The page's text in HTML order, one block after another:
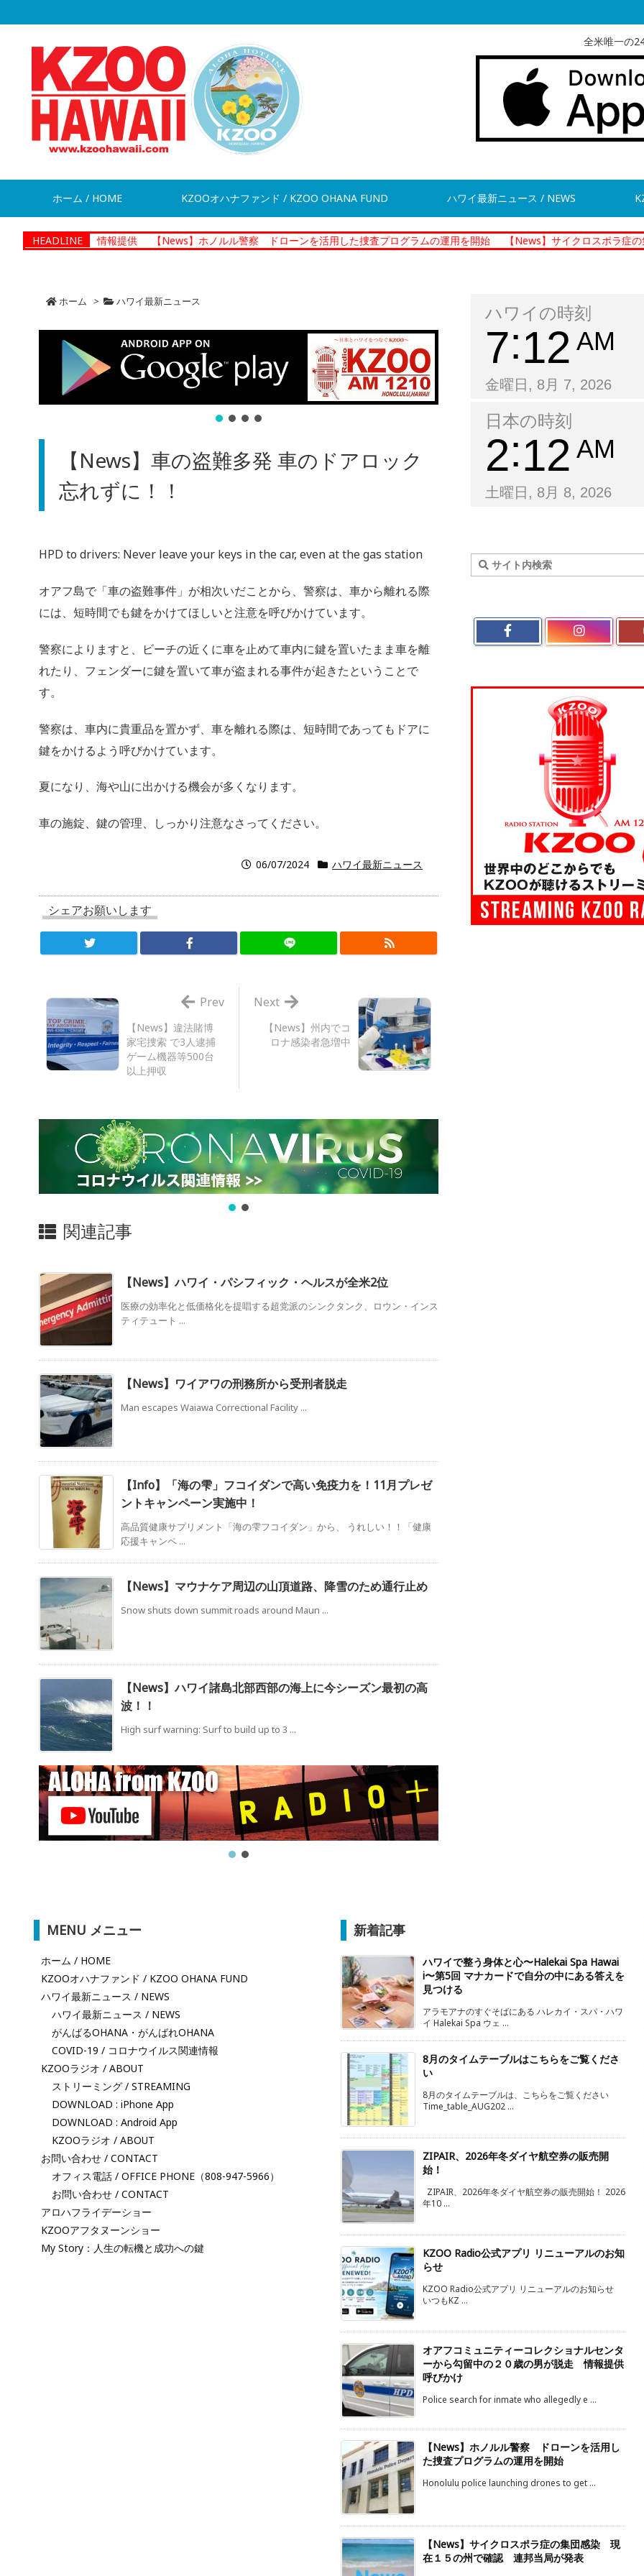
全米唯一の
ホーム / HOME KZOOオハナファンド / KZOO OHANA FUND ハワイ最新ニュース / NEWS
HEADLINE
脱走 情報提供 【News】ホノルル警察 ドローンを活用した捜査プログラムの運用を開始 【News】サイクロスポラ症の集団感染
ホーム > ハワイ最新ニュース
【News】車の盗難多発 車のドアロック
忘れずに！！
HPD to drivers: Never leave your keys in the car, even at the gas station
オアフ島で「車の盗難事件」が相次いだことから、警察は、車から離れる際
には、短時間でも鍵をかけてほしいと注意を呼びかけています。
警察によりますと、ビーチの近くに車を止めて車内に鍵を置いたまま車を離
れたり、フェンダーに鍵を置いて車が盗まれる事件が起きたということで
す。
警察は、車内に貴重品を置かず、車を離れる際は、短時間であってもドアに
鍵をかけるよう呼びかけています。
夏になり、海や山に出かける機会が多くなります。
車の施錠、鍵の管理、しっかり注意なさってください。
06/07/2024 ハワイ最新ニュース
シェアお願いします
【News】州内でコ
ロナ感染者急増中
Next
【News】違法賭博
家宅捜索 で3人逮捕
ゲーム機器等500台
以上押収
Prev
関連記事
【News】ハワイ・パシフィック・ヘルスが全米2位
医療の効率化と低価格化を提唱する超党派のシンクタンク、ロウン・インス
ティテュート ...
【News】ワイアワの刑務所から受刑者脱走
Man escapes Waiawa Correctional Facility ...
【Info】「海の雫」フコイダンで高い免疫力を！11月プレゼ
ントキャンペーン実施中！
高品質健康サプリメント「海の雫フコイダン」から、 うれしい！！「健康
応援キャンペ ...
【News】マウナケア周辺の山頂道路、降雪のため通行止め
Snow shuts down summit roads around Maun ...
【News】ハワイ諸島北部西部の海上に今シーズン最初の高
波！！
High surf warning: Surf to build up to 3 ...
ハワイの時刻
7 12 AM
金曜日, 8月 7, 2026
日本の時刻
2 12 AM
土曜日, 8月 8, 2026
MENU メニュー
ホーム / HOME
KZOOオハナファンド / KZOO OHANA FUND
ハワイ最新ニュース / NEWS
ハワイ最新ニュース / NEWS
がんばるOHANA・がんばれOHANA
COVID-19 / コロナウイルス関連情報
KZOOラジオ / ABOUT
ストリーミング / STREAMING
DOWNLOAD : iPhone App
DOWNLOAD : Android App
KZOOラジオ / ABOUT
お問い合わせ / CONTACT
オフィス電話 / OFFICE PHONE（808-947-5966）
お問い合わせ / CONTACT
アロハフライデーショー
KZOOアフタヌーンショー
My Story：人生の転機と成功への鍵
新着記事
ハワイで整う身体と心〜Halekai Spa Hawai
i〜第5回 マナカードで自分の中にある答えを
見つける
アラモアナのすぐそばにある ハレカイ・スパ・ハワ
イ Halekai Spa ウェ ...
8月のタイムテーブルはこちらをご覧くださ
い
8月のタイムテーブルは、こちらをご覧ください
Time_table_AUG202 ...
ZIPAIR、2026年冬ダイヤ航空券の販売開
始！
ZIPAIR、2026年冬ダイヤ航空券の販売開始！ 2026
年10 ...
KZOO Radio公式アプリ リニューアルのお知
らせ
KZOO Radio公式アプリ リニューアルのお知らせ
いつもKZ ...
オアフコミュニティーコレクショナルセンタ
ーから勾留中の２０歳の男が脱走 情報提供
呼びかけ
Police search for inmate who allegedly e ...
【News】ホノルル警察 ドローンを活用し
た捜査プログラムの運用を開始
Honolulu police launching drones to get ...
【News】サイクロスポラ症の集団感染 現
在１５の州で確認 連邦当局が発表